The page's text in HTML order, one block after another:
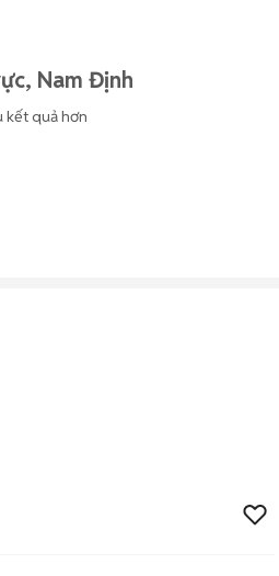
Nam Định
kết quả hơn